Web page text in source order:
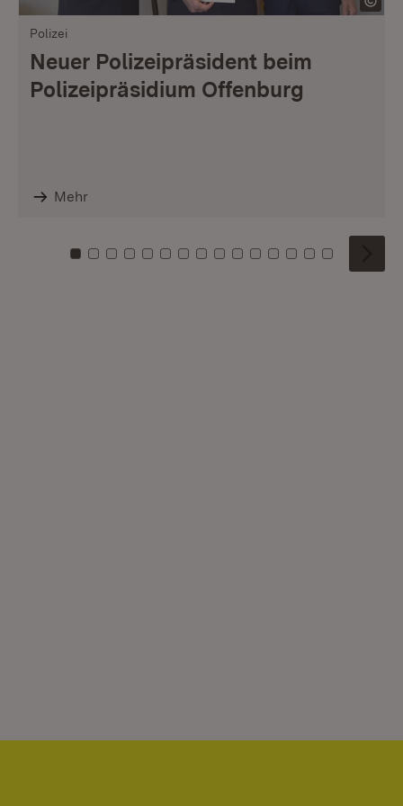
Polizei
Neuer Polizeipräsident beim
Polizeipräsidium Offenburg
Mehr
Zu Kachel: 0
Zu Kachel: 1
Zu Kachel: 2
Zu Kachel: 3
Zu Kachel: 4
Zu Kachel: 5
Zu Kachel: 6
Zu Kachel: 7
Zu Kachel: 8
Zu Kachel: 9
Zu Kachel: 10
Zu Kachel: 11
Zu Kachel: 12
Zu Kachel:
Zu